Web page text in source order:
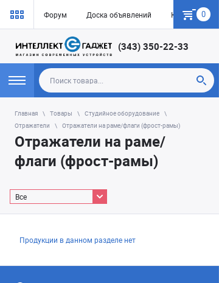
Форум Доска объявлений Как купить
0
(343) 350-22-33
Главная Товары
Студийное оборудование
Отражатели
Отражатели на раме/флаги (фрост-рамы)
Отражатели на раме/
флаги (фрост-рамы)
Все
Продукции в данном разделе нет